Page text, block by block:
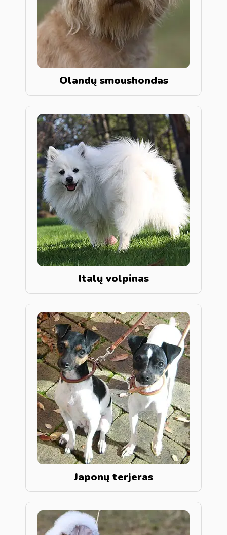
Olandų smoushondas
Italų volpinas
Japonų terjeras